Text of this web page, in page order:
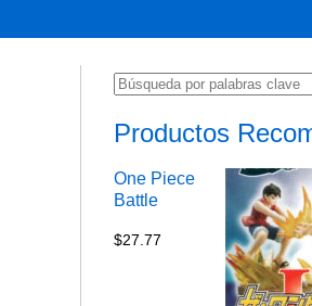
Productos
One Piece
Battle
$27.77